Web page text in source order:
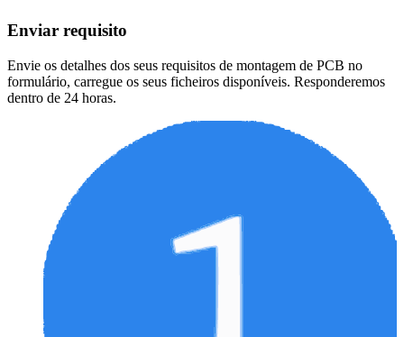
Enviar requisito
Envie os detalhes dos seus requisitos de montagem de PCB no
formulário, carregue os seus ficheiros disponíveis. Responderemos
dentro de 24 horas.